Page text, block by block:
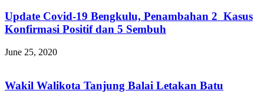
Update Covid-19 Bengkulu, Penambahan 2 Kasus
Konfirmasi Positif dan 5 Sembuh
June 25, 2020
Wakil Walikota Tanjung Balai Letakan Batu